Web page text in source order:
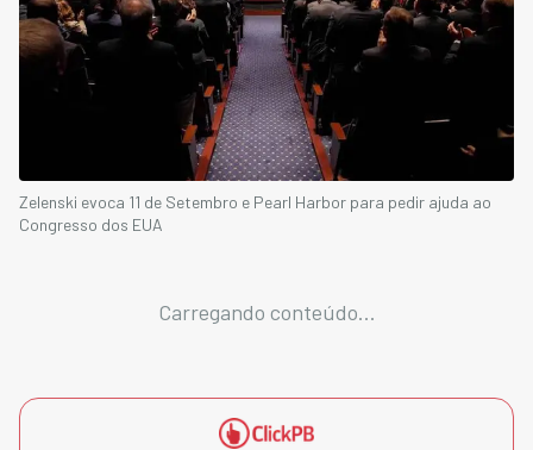
Zelenski evoca 11 de Setembro e Pearl Harbor para pedir ajuda ao
Congresso dos EUA
Carregando conteúdo...